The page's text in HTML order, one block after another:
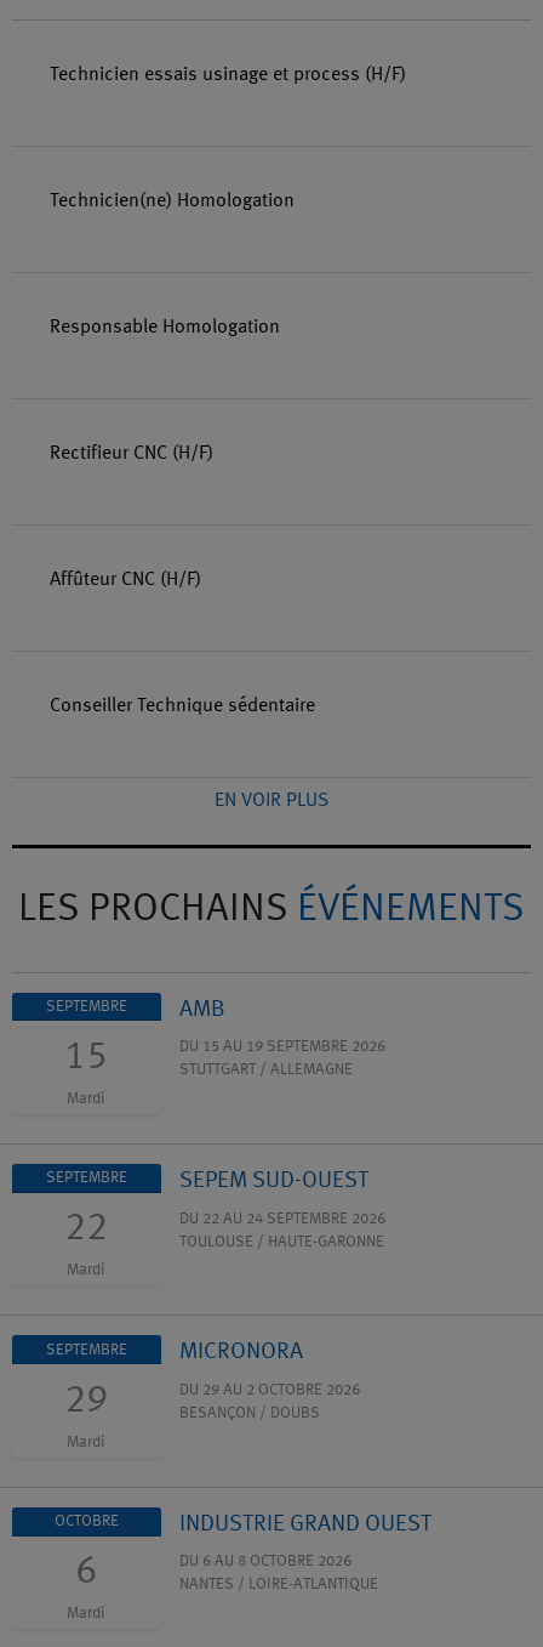
Technicien essais usinage et process (H/F)
Technicien(ne) Homologation
Responsable Homologation
Rectifieur CNC (H/F)
Affûteur CNC (H/F)
Conseiller Technique sédentaire
EN VOIR PLUS
LES PROCHAINS ÉVÉNEMENTS
SEPTEMBRE
15
Mardi
AMB
DU 15 AU 19 SEPTEMBRE 2026
STUTTGART / ALLEMAGNE
SEPTEMBRE
22
Mardi
SEPEM SUD-OUEST
DU 22 AU 24 SEPTEMBRE 2026
TOULOUSE / HAUTE-GARONNE
SEPTEMBRE
29
Mardi
MICRONORA
DU 29 AU 2 OCTOBRE 2026
BESANÇON / DOUBS
OCTOBRE
6
Mardi
INDUSTRIE GRAND OUEST
DU 6 AU 8 OCTOBRE 2026
NANTES / LOIRE-ATLANTIQUE